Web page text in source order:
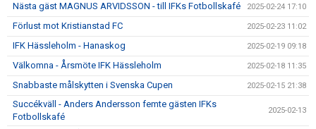
Nästa gäst MAGNUS ARVIDSSON - till IFKs Fotbollskafé 2025-02-24 17:10
Förlust mot Kristianstad FC 2025-02-23 11:02
IFK Hässleholm - Hanaskog 2025-02-19 09:18
Välkomna - Årsmöte IFK Hässleholm 2025-02-18 11:35
Snabbaste målskytten i Svenska Cupen 2025-02-15 21:38
Succékväll - Anders Andersson femte gästen IFKs
Fotbollskafé
2025-02-13